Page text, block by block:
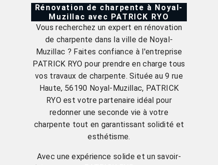
Rénovation de charpente à Noyal-
Muzillac avec PATRICK RYO
Vous recherchez un expert en rénovation
de charpente dans la ville de Noyal-
Muzillac ? Faites confiance à l'entreprise
PATRICK RYO pour prendre en charge tous
vos travaux de charpente. Située au 9 rue
Haute, 56190 Noyal-Muzillac, PATRICK
RYO est votre partenaire idéal pour
redonner une seconde vie à votre
charpente tout en garantissant solidité et
esthétisme.
Avec une expérience solide et un savoir-